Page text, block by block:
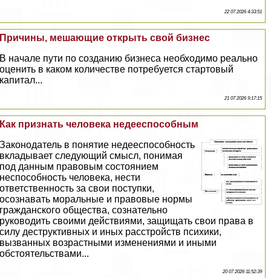
22 07 2026 4:33:51
Причины, мешающие открыть свой бизнес
В начале пути по созданию бизнеса необходимо реально
оценить в каком количестве потребуется стартовый
капитал...
21 07 2026 9:17:15
Как признать человека недееспособным
Законодатель в понятие недееспособность
вкладывает следующий смысл, понимая
под данным правовым состоянием
неспособность человека, нести
ответственность за свои поступки,
осознавать мopaльные и правовые нормы
гражданского общества, сознательно
руководить своими действиями, защищать свои права в
силу деструктивных и иных расстройств психики,
вызванных возрастными изменениями и иными
обстоятельствами...
20 07 2026 11:52:39